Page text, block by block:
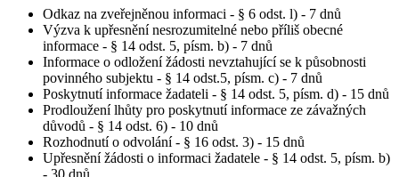
Odkaz na zveřejněnou informaci - § 6 odst. l) - 7 dnů
Výzva k upřesnění nesrozumitelné nebo příliš obecné
informace - § 14 odst. 5, písm. b) - 7 dnů
Informace o odložení žádosti nevztahující se k působnosti
povinného subjektu - § 14 odst.5, písm. c) - 7 dnů
Poskytnutí informace žadateli - § 14 odst. 5, písm. d) - 15 dnů
Prodloužení lhůty pro poskytnutí informace ze závažných
důvodů - § 14 odst. 6) - 10 dnů
Rozhodnutí o odvolání - § 16 odst. 3) - 15 dnů
Upřesnění žádosti o informaci žadatele - § 14 odst. 5, písm. b)
- 30 dnů